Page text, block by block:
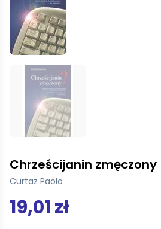
Chrześcijanin zmęczony
Curtaz Paolo
19,01 zł